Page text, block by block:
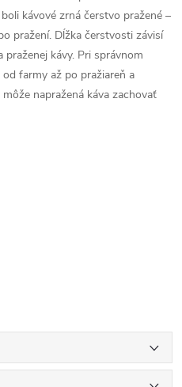
kávové zrná čerstvo pražené –
pražení. Dĺžka čerstvosti závisí
kávy. Pri správnom
farmy až po pražiareň a
napražená káva zachovať